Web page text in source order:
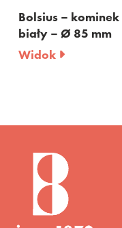
do wosków
mm